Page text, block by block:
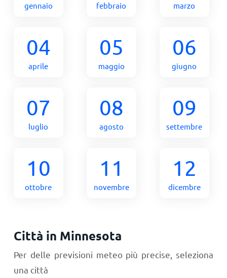
gennaio febbraio marzo
04
aprile
05
maggio
06
giugno
07
luglio
08
agosto
09
settembre
10
ottobre
11
novembre
12
dicembre
Città in Minnesota
Per delle previsioni meteo più precise, seleziona
una città